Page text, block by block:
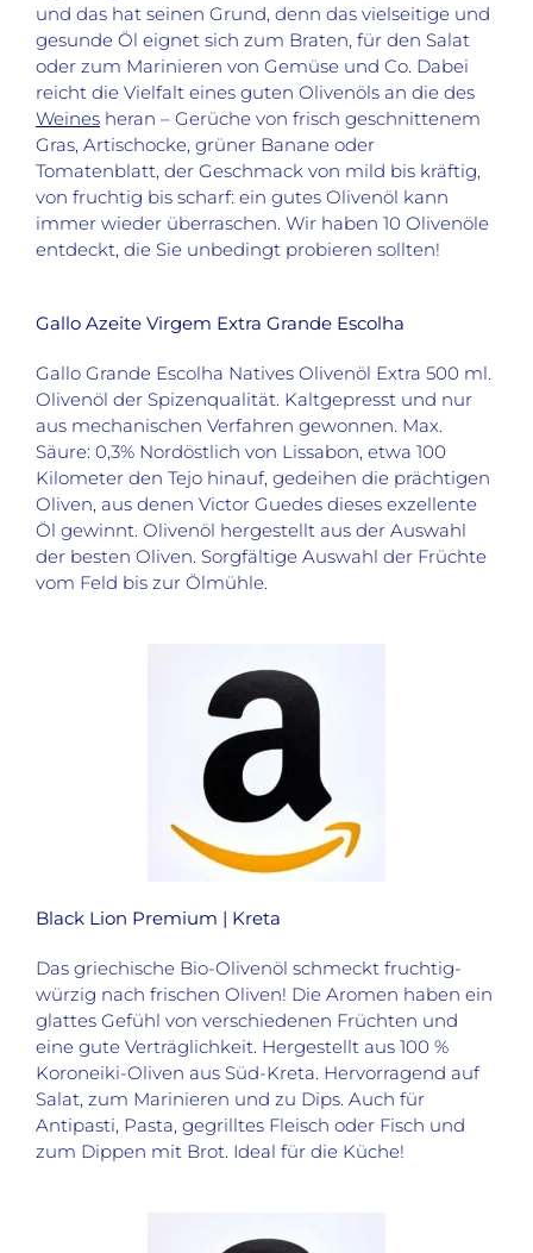
und das hat seinen Grund, denn das vielseitige und
gesunde Öl eignet sich zum Braten, für den Salat
oder zum Marinieren von Gemüse und Co. Dabei
reicht die Vielfalt eines guten Olivenöls an die des
Weinesheran – Gerüche von frisch geschnittenem
Gras, Artischocke, grüner Banane oder
Tomatenblatt, der Geschmack von mild bis kräftig,
von fruchtig bis scharf: ein gutes Olivenöl kann
immer wieder überraschen. Wir haben 10 Olivenöle
entdeckt, die Sie unbedingt probieren sollten!
Gallo Azeite Virgem Extra Grande Escolha
Gallo Grande Escolha Natives Olivenöl Extra 500 ml.
Olivenöl der Spizenqualität. Kaltgepresst und nur
aus mechanischen Verfahren gewonnen. Max.
Säure: 0,3% Nordöstlich von Lissabon, etwa 100
Kilometer den Tejo hinauf, gedeihen die prächtigen
Oliven, aus denen Victor Guedes dieses exzellente
Öl gewinnt. Olivenöl hergestellt aus der Auswahl
der besten Oliven. Sorgfältige Auswahl der Früchte
vom Feld bis zur Ölmühle.
Black Lion Premium | Kreta
Das griechische Bio-Olivenöl schmeckt fruchtig-
würzig nach frischen Oliven! Die Aromen haben ein
glattes Gefühl von verschiedenen Früchten und
eine gute Verträglichkeit. Hergestellt aus 100 %
Koroneiki-Oliven aus Süd-Kreta. Hervorragend auf
Salat, zum Marinieren und zu Dips. Auch für
Antipasti, Pasta, gegrilltes Fleisch oder Fisch und
zum Dippen mit Brot. Ideal für die Küche!